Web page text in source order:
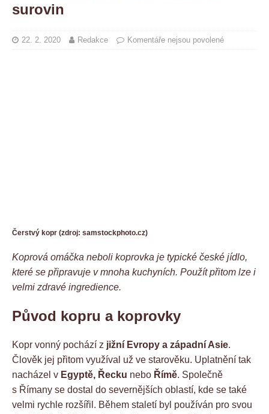
surovin
22. 2. 2020 Redakce Komentáře nejsou povolené
Čerstvý kopr (zdroj: samstockphoto.cz)
Koprová omáčka neboli koprovka je typické české jídlo,
které se připravuje v mnoha kuchyních. Použít přitom lze i
velmi zdravé ingredience.
Původ kopru a koprovky
Kopr vonný pochází z jižní Evropy a západní Asie.
Člověk jej přitom využíval už ve starověku. Uplatnění tak
nacházel v Egyptě, Řecku nebo Římě. Společně
s Římany se dostal do severnějších oblastí, kde se také
velmi rychle rozšířil. Během staletí byl používán pro svou